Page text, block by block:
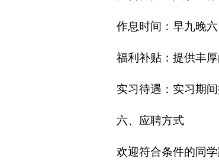
作息时间：早九晚
福利补贴：提供丰
实习待遇：实习期
六、应聘方式
欢迎符合条件的同